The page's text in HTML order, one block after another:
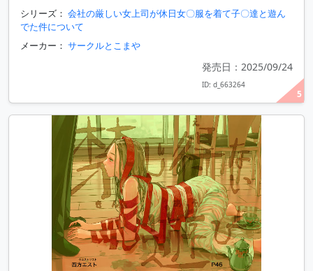
5
シリーズ： 会社の厳しい女上司が休日女〇服を着て子〇達と遊ん
でた件について
メーカー： サークルとこまや
発売日：2025/09/24
ID: d_663264